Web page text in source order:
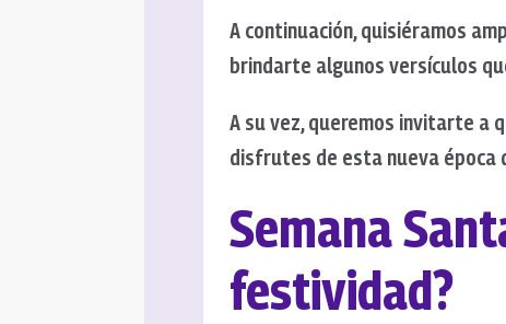
A continuación, quisiéramos
brindarte algunos versículos
A su vez, queremos invitarte a
disfrutes de esta nueva
Semana
festividad?